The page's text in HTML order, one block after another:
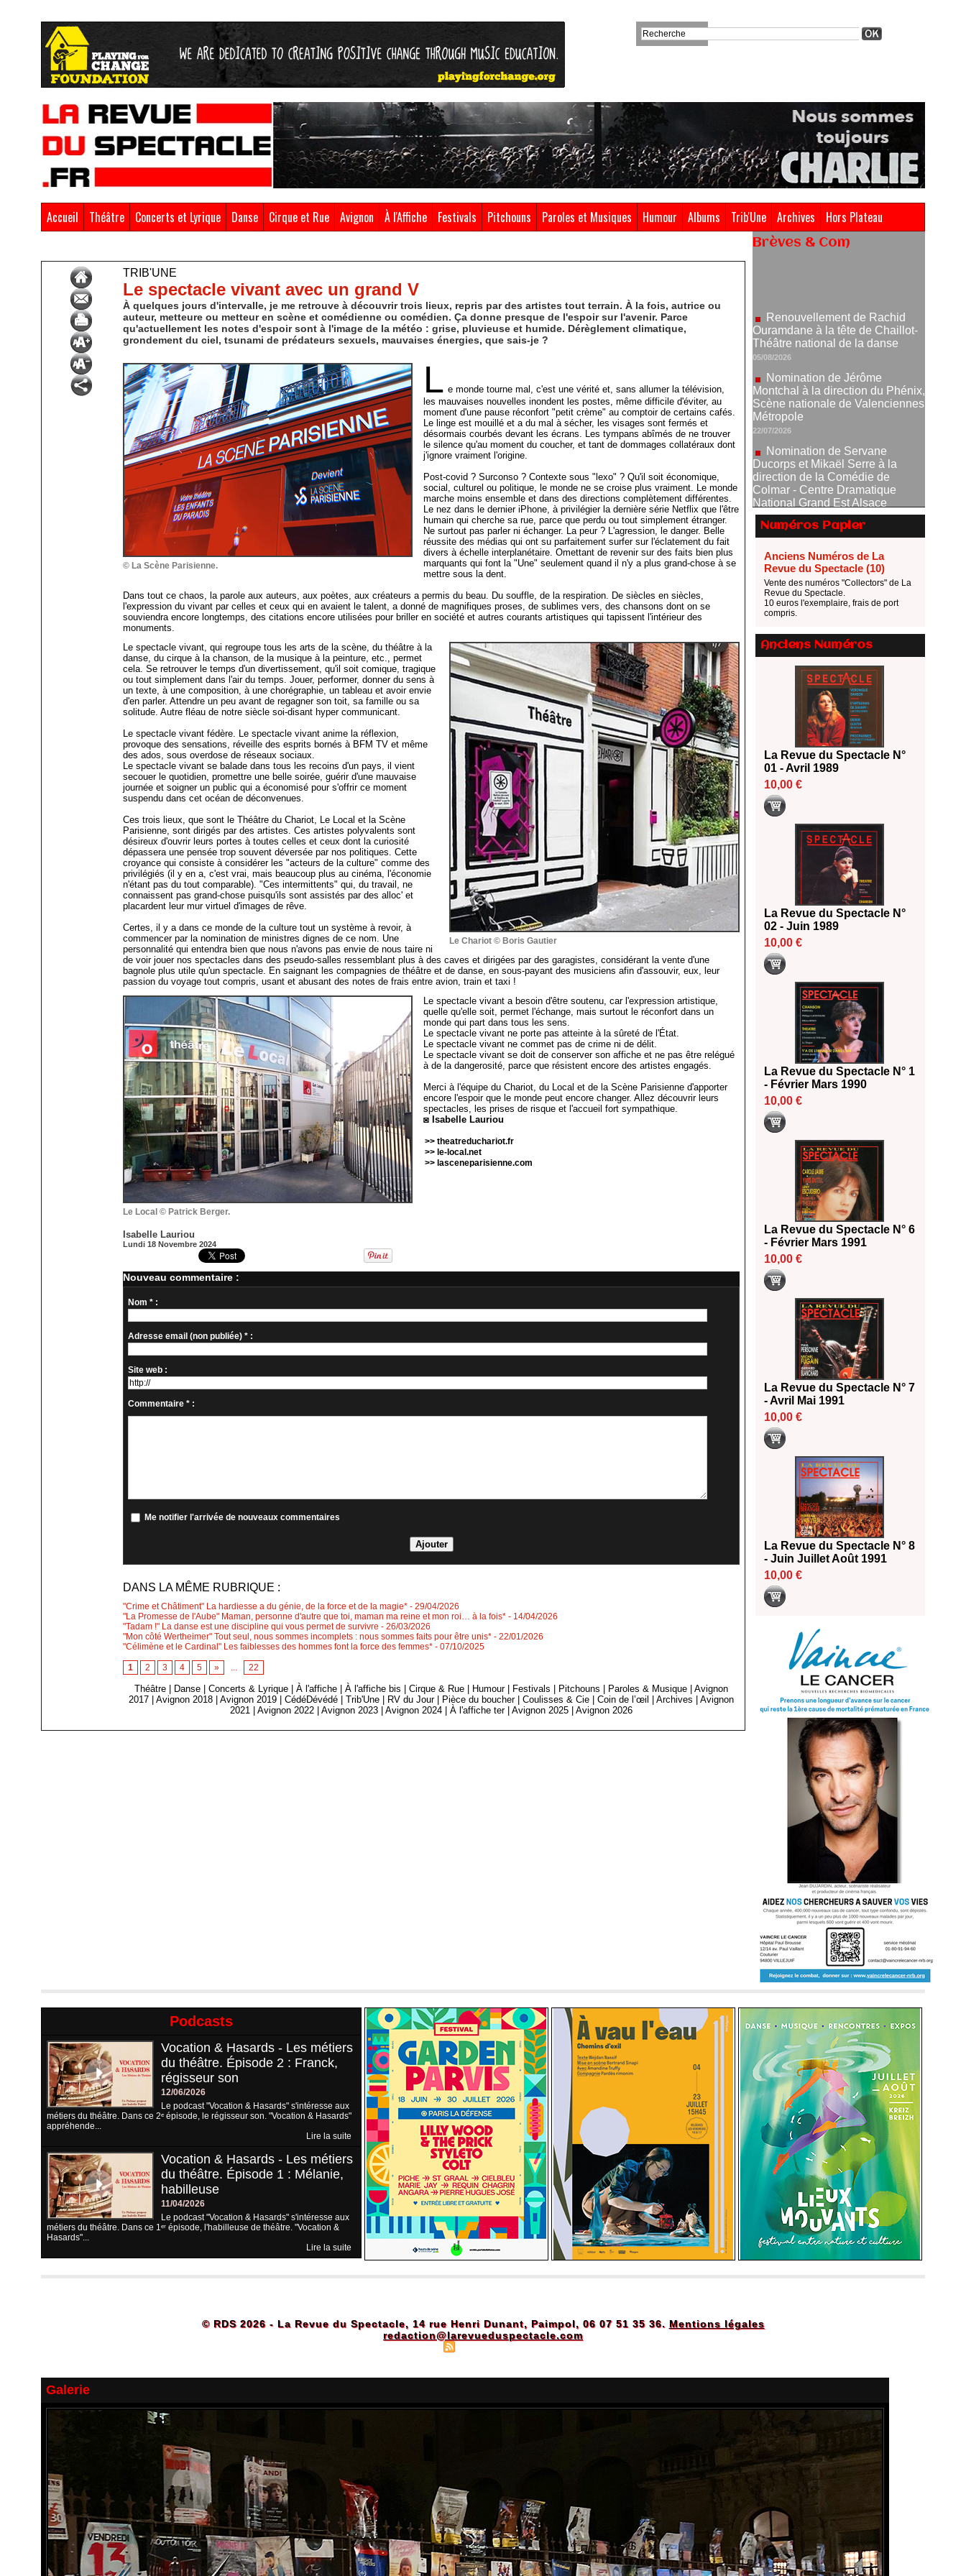
Accueil Théâtre Concerts et Lyrique Danse Cirque et Rue Avignon À l'Affiche Festivals Pitchouns Paroles et Musiques Humour Albums Trib'Une Archives Hors Plateau
TRIB'UNE
Le spectacle vivant avec un grand V
À quelques jours d'intervalle, je me retrouve à découvrir trois lieux, repris par des artistes tout terrain. À la fois, autrice ou
auteur, metteure ou metteur en scène et comédienne ou comédien. Ça donne presque de l'espoir sur l'avenir. Parce
qu'actuellement les notes d'espoir sont à l'image de la météo : grise, pluvieuse et humide. Dérèglement climatique,
grondement du ciel, tsunami de prédateurs sexuels, mauvaises énergies, que sais-je ?
© La Scène Parisienne.
L e monde tourne mal, c'est une vérité et, sans allumer la télévision,
les mauvaises nouvelles inondent les postes, même difficile d'éviter, au
moment d'une pause réconfort "petit crème" au comptoir de certains cafés.
Le linge est mouillé et a du mal à sécher, les visages sont fermés et
désormais courbés devant les écrans. Les tympans abîmés de ne trouver
le silence qu'au moment du coucher, et tant de dommages collatéraux dont
j'ignore vraiment l'origine.
Post-covid ? Surconso ? Contexte sous "lexo" ? Qu'il soit économique,
social, culturel ou politique, le monde ne se croise plus vraiment. Le monde
marche moins ensemble et dans des directions complètement différentes.
Le nez dans le dernier iPhone, à privilégier la dernière série Netflix que l'être
humain qui cherche sa rue, parce que perdu ou tout simplement étranger.
Ne surtout pas parler ni échanger. La peur ? L'agression, le danger. Belle
réussite des médias qui ont su parfaitement surfer sur l'éclatement du fait
divers à échelle interplanétaire. Omettant de revenir sur des faits bien plus
marquants qui font la "Une" seulement quand il n'y a plus grand-chose à se
mettre sous la dent.
Dans tout ce chaos, la parole aux auteurs, aux poètes, aux créateurs a permis du beau. Du souffle, de la respiration. De siècles en siècles,
l'expression du vivant par celles et ceux qui en avaient le talent, a donné de magnifiques proses, de sublimes vers, des chansons dont on se
souviendra encore longtemps, des citations encore utilisées pour briller en société et autres courants artistiques qui tapissent l'intérieur des
monuments.
Le Chariot © Boris Gautier
Le spectacle vivant, qui regroupe tous les arts de la scène, du théâtre à la
danse, du cirque à la chanson, de la musique à la peinture, etc., permet
cela. Se retrouver le temps d'un divertissement, qu'il soit comique, tragique
ou tout simplement dans l'air du temps. Jouer, performer, donner du sens à
un texte, à une composition, à une chorégraphie, un tableau et avoir envie
d'en parler. Attendre un peu avant de regagner son toit, sa famille ou sa
solitude. Autre fléau de notre siècle soi-disant hyper communicant.
Le spectacle vivant fédère. Le spectacle vivant anime la réflexion,
provoque des sensations, réveille des esprits bornés à BFM TV et même
des ados, sous overdose de réseaux sociaux.
Le spectacle vivant se balade dans tous les recoins d'un pays, il vient
secouer le quotidien, promettre une belle soirée, guérir d'une mauvaise
journée et soigner un public qui a économisé pour s'offrir ce moment
suspendu dans cet océan de déconvenues.
Ces trois lieux, que sont le Théâtre du Chariot, Le Local et la Scène
Parisienne, sont dirigés par des artistes. Ces artistes polyvalents sont
désireux d'ouvrir leurs portes à toutes celles et ceux dont la curiosité
dépassera une pensée trop souvent déversée par nos politiques. Cette
croyance qui consiste à considérer les "acteurs de la culture" comme des
privilégiés (il y en a, c'est vrai, mais beaucoup plus au cinéma, l'économie
n'étant pas du tout comparable). "Ces intermittents" qui, du travail, ne
connaissent pas grand-chose puisqu'ils sont assistés par des alloc' et
placardent leur mur virtuel d'images de rêve.
Certes, il y a dans ce monde de la culture tout un système à revoir, à
commencer par la nomination de ministres dignes de ce nom. Une
personnalité qui entendra bien que nous n'avons pas envie de nous taire ni
de voir jouer nos spectacles dans des pseudo-salles ressemblant plus à des caves et dirigées par des garagistes, considérant la vente d'une
bagnole plus utile qu'un spectacle. En saignant les compagnies de théâtre et de danse, en sous-payant des musiciens afin d'assouvir, eux, leur
passion du voyage tout compris, usant et abusant des notes de frais entre avion, train et taxi !
Le Local © Patrick Berger.
Le spectacle vivant a besoin d'être soutenu, car l'expression artistique,
quelle qu'elle soit, permet l'échange, mais surtout le réconfort dans un
monde qui part dans tous les sens.
Le spectacle vivant ne porte pas atteinte à la sûreté de l'État.
Le spectacle vivant ne commet pas de crime ni de délit.
Le spectacle vivant se doit de conserver son affiche et ne pas être relégué
à de la dangerosité, parce que résistent encore des artistes engagés.
Merci à l'équipe du Chariot, du Local et de la Scène Parisienne d'apporter
encore l'espoir que le monde peut encore changer. Allez découvrir leurs
spectacles, les prises de risque et l'accueil fort sympathique.
◙ Isabelle Lauriou
>> theatreduchariot.fr
>> le-local.net
>> lasceneparisienne.com
Isabelle Lauriou
Lundi 18 Novembre 2024
Nouveau commentaire :
Nom * :
Adresse email (non publiée) * :
Site web :
Commentaire * :
Me notifier l'arrivée de nouveaux commentaires
DANS LA MÊME RUBRIQUE :
"Crime et Châtiment" La hardiesse a du génie, de la force et de la magie* - 29/04/2026
"La Promesse de l'Aube" Maman, personne d'autre que toi, maman ma reine et mon roi… à la fois* - 14/04/2026
"Tadam !" La danse est une discipline qui vous permet de survivre - 26/03/2026
"Mon côté Wertheimer" Tout seul, nous sommes incomplets : nous sommes faits pour être unis* - 22/01/2026
"Célimène et le Cardinal" Les faiblesses des hommes font la force des femmes* - 07/10/2025
1 2 3 4 5 » ... 22
Théâtre Danse |Concerts & Lyrique |À l'affiche |À l'affiche bis |Cirque & Rue Humour Festivals Pitchouns Paroles & Musique |Avignon
2017
|Avignon 2018 |Avignon 2019 |CédéDévédé |Trib'Une RV du Jour Pièce du boucher |Coulisses & Cie |Coin de l’œil |Archives |Avignon
2021
|Avignon 2022 |Avignon 2023 |Avignon 2024 |À l'affiche ter |Avignon 2025 |Avignon 2026
Brèves & Com
Nomination de Jérôme
Montchal à la direction du Phénix,
Scène nationale de Valenciennes
22/07/2026
Nomination de Servane
Ducorps et Mikaël Serre à la
direction de la Comédie de
National Grand Est Alsace
07/07/2026
Thomas Jolly et Laëtitia
Guédon nommés à la direction du
TNP
02/07/2026
lauréats 2026
23/06/2026
Dispositif ARTCENA Écrire
pour le cirque, les lauréats 2026 !
20/06/2026
Le palmarès des prix SACD
2026
Les 10 lauréats du Fonds
Grandes Formes Théâtre 2026
Nomination de Nathalie
Garraud et Olivier Saccomano à
la direction du Théâtre de
Gennevilliers - CDN
13/06/2026
Dispositif SACD Auteurs
d'espaces : les lauréats 2026
Numéros Papier
Anciens Numéros de La
Revue du Spectacle (10)
Vente des numéros "Collectors" de La
Revue du Spectacle.
10 euros l'exemplaire, frais de port
compris.
Anciens Numéros
La Revue du Spectacle N°
01 - Avril 1989
10,00 €
La Revue du Spectacle N°
02 - Juin 1989
10,00 €
La Revue du Spectacle N° 1
- Février Mars 1990
10,00 €
La Revue du Spectacle N° 6
- Février Mars 1991
10,00 €
La Revue du Spectacle N° 7
- Avril Mai 1991
10,00 €
La Revue du Spectacle N° 8
- Juin Juillet Août 1991
10,00 €
Podcasts
Vocation & Hasards - Les métiers
du théâtre. Épisode 2 : Franck,
régisseur son
12/06/2026
Le podcast "Vocation & Hasards" s'intéresse aux
métiers du théâtre. Dans ce 2ᵉ épisode, le régisseur son. "Vocation & Hasards"
appréhende...
Lire la suite
Vocation & Hasards - Les métiers
du théâtre. Épisode 1 : Mélanie,
habilleuse
11/04/2026
Le podcast "Vocation & Hasards" s'intéresse aux
métiers du théâtre. Dans ce 1ᵉʳ épisode, l'habilleuse de théâtre. "Vocation &
Hasards"...
Lire la suite
© RDS 2026 - La Revue du Spectacle, 14 rue Henri Dunant, Paimpol, 06 07 51 35 36. Mentions légales
redaction@larevueduspectacle.com
Galerie